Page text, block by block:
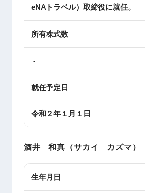
eNAトラベル）取締役に就任。
所有株式数
-
就任予定日
令和２年１月１日
酒井 和真（サカイ カズマ）
生年月日